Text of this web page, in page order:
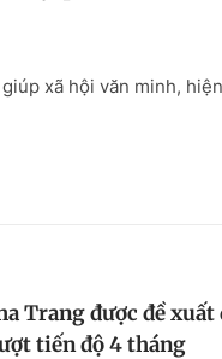
xã hội văn minh,
Trang được đề xuất
tiến độ 4 tháng